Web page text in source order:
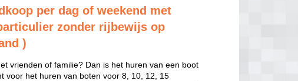
per dag of weekend met
zonder rijbewijs op
)
vrienden of familie? Dan is het huren van een boot
voor het huren van boten voor 8, 10, 12, 15